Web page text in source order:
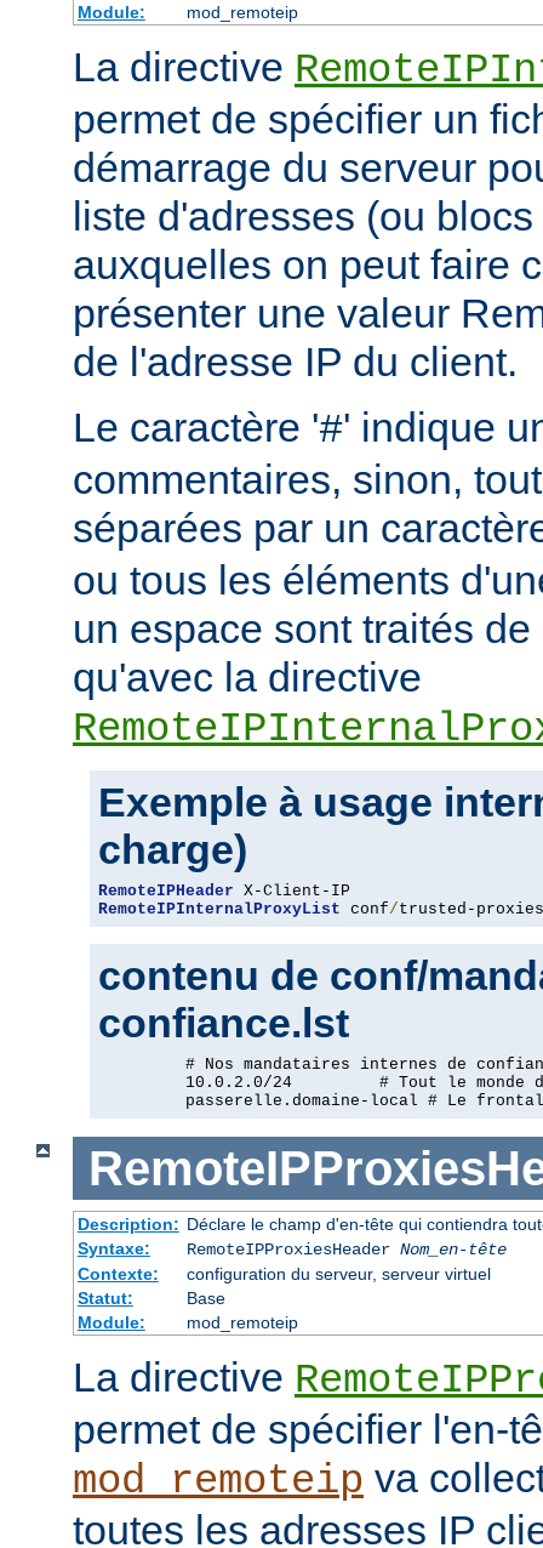
Module:
mod_remoteip
La directive
permet de spécifier un
démarrage du serveur
liste d'adresses (ou
auxquelles on peut faire
présenter une valeur
de l'adresse IP du client.
Le caractère '#' indique
commentaires, sinon,
séparées par un
ou tous les éléments
un espace sont traités
qu'avec la directive
Exemple à usage
charge)
RemoteIPHeader
RemoteIPInternalProxyList conf/trusted-proxies
contenu de conf/
confiance.lst
# Nos mandataires internes de
10.0.2.0/24         # Tout le monde
passerelle.domaine-local # Le
Description: Déclare le champ d'en-tête qui contiendra
Syntaxe:
RemoteIPProxiesHeader Nom_en-tête
Contexte:
configuration du serveur, serveur virtuel
Statut:
Base
Module:
mod_remoteip
La directive
permet de spécifier l'en-
mod_remoteip va
toutes les adresses IP